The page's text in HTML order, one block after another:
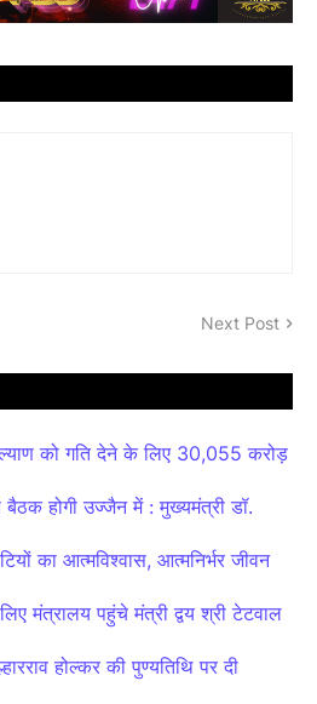
Next Post
को गति देने के लिए 30,055 करोड़
बैठक होगी उज्जैन में : मुख्यमंत्री डॉ.
का आत्मविश्वास, आत्मनिर्भर जीवन
मंत्रालय पहुंचे मंत्री द्वय श्री टेटवाल
होल्कर की पुण्यतिथि पर दी